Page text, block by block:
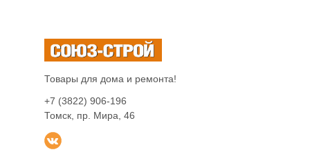
Товары для дома и ремонта!
+7 (3822) 906-196
Томск, пр. Мира, 46